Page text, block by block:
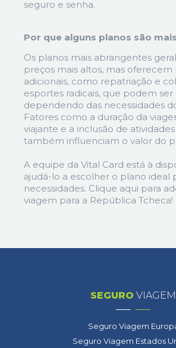
seguro e senha.
Por que alguns planos são
Os planos mais abrangentes
preços mais altos, mas
adicionais, como repatriação e
esportes radicais, que podem ser
dependendo das necessidades
Fatores como a duração da
viajante e a inclusão de
também influenciam o valor do
A equipe da Vital Card está à
ajudá-lo a escolher o plano ideal
necessidades. Clique aqui para
viagem para a República Tcheca!
SEGURO VIAGEM
Seguro Viagem
Seguro Viagem Estados